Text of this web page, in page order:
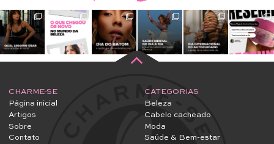
CHARME-SE
Página inicial
Artigos
Sobre
Contato
CATEGORIAS
Beleza
Cabelo cacheado
Moda
Saúde & Bem-estar